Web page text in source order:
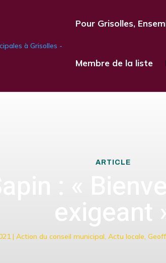
Pour Grisolles,
Membre de la liste
ARTICLE
exigeant
| Action du conseil municipal, Actu locale,